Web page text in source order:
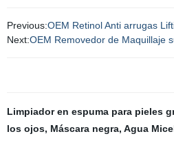
Previous:OEM Retinol Anti arrugas
Next:OEM Removedor de Maquillaje
Limpiador en espuma para pieles
los ojos, Máscara negra, Agua